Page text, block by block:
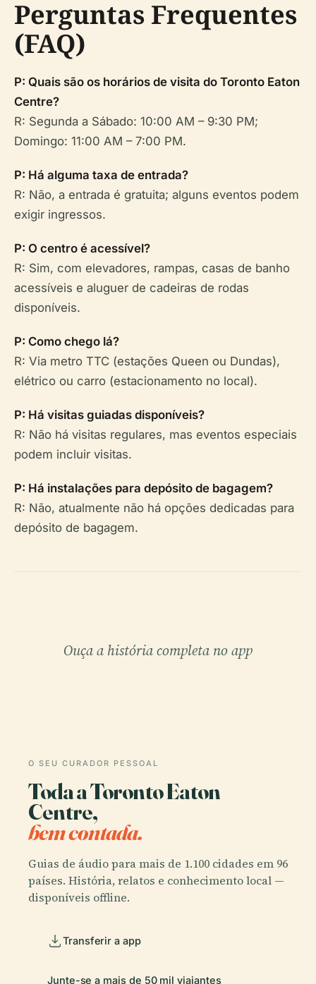
Perguntas Frequentes
(FAQ)
P: Quais são os horários de visita do Toronto Eaton
Centre?
R: Segunda a Sábado: 10:00 AM – 9:30 PM;
Domingo: 11:00 AM – 7:00 PM.
P: Há alguma taxa de entrada?
R: Não, a entrada é gratuita; alguns eventos podem
exigir ingressos.
P: O centro é acessível?
R: Sim, com elevadores, rampas, casas de banho
acessíveis e aluguer de cadeiras de rodas
disponíveis.
P: Como chego lá?
R: Via metro TTC (estações Queen ou Dundas),
elétrico ou carro (estacionamento no local).
P: Há visitas guiadas disponíveis?
R: Não há visitas regulares, mas eventos especiais
podem incluir visitas.
P: Há instalações para depósito de bagagem?
R: Não, atualmente não há opções dedicadas para
depósito de bagagem.
Ouça a história completa no app
O SEU CURADOR PESSOAL
Toda a Toronto Eaton
Centre,
bem contada.
Guias de áudio para mais de 1.100 cidades em 96
países. História, relatos e conhecimento local —
disponíveis offline.
Transferir a app
Junte-se a mais de 50 mil viajantes